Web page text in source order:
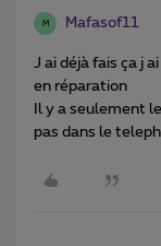
M Mafasof11
J ai déjà fais ça j
en réparation
Il y a seulement
pas dans le